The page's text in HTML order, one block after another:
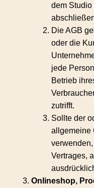
dem
Die AGB
oder die
jede
Betrieb
zutrifft.
Sollte der
allgemeine
Vertrages,
Onlineshop,